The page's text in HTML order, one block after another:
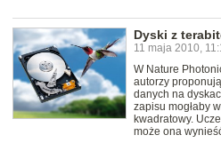
Dyski z
11 maja 2010,
W Nature
autorzy
danych na
zapisu mogłaby
kwadratowy.
może ona